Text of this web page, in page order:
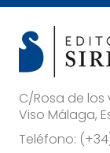
C/Rosa de los
Viso Málaga,
Teléfono: